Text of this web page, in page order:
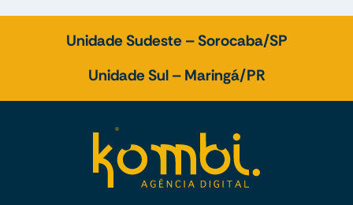
Unidade Sudeste – Sorocaba/SP
Unidade Sul – Maringá/PR